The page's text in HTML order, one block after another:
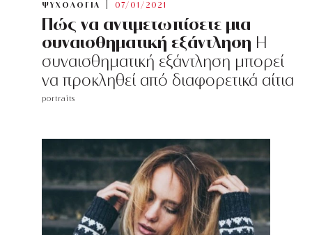
ΨΥΧΟΛΟΓΙΑ 07/01/2021
Πώς να αντιμετωπίσετε μια
συναισθηματική εξάντληση Η
συναισθηματική εξάντληση μπορεί
να προκληθεί από διαφορετικά αίτια
portraits